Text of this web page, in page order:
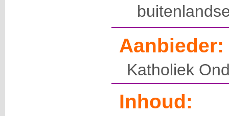
Aanbieder:
Katholiek
Inhoud: